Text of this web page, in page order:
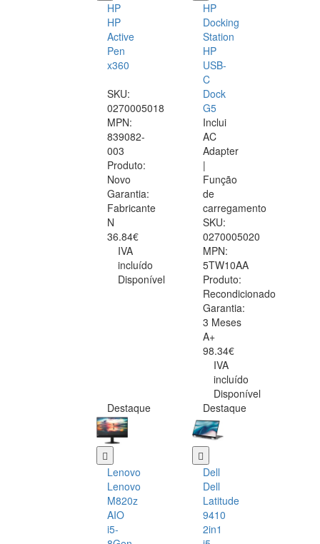
HP
HP
Active
Pen
x360
SKU:
0270005018
MPN:
839082-
003
Produto:
Novo
Garantia:
Fabricante
N
36.84€
IVA
incluído
Disponível
HP
Docking
Station
HP
USB-
C
Dock
G5
Inclui
AC
Adapter
|
Função
de
carregamento
SKU:
0270005020
MPN:
5TW10AA
Produto:
Recondicionado
Garantia:
3 Meses
A+
98.34€
IVA
incluído
Disponível
Destaque
Lenovo
Lenovo
M820z
AIO
i5-
Destaque
Dell
Dell
Latitude
9410
2in1